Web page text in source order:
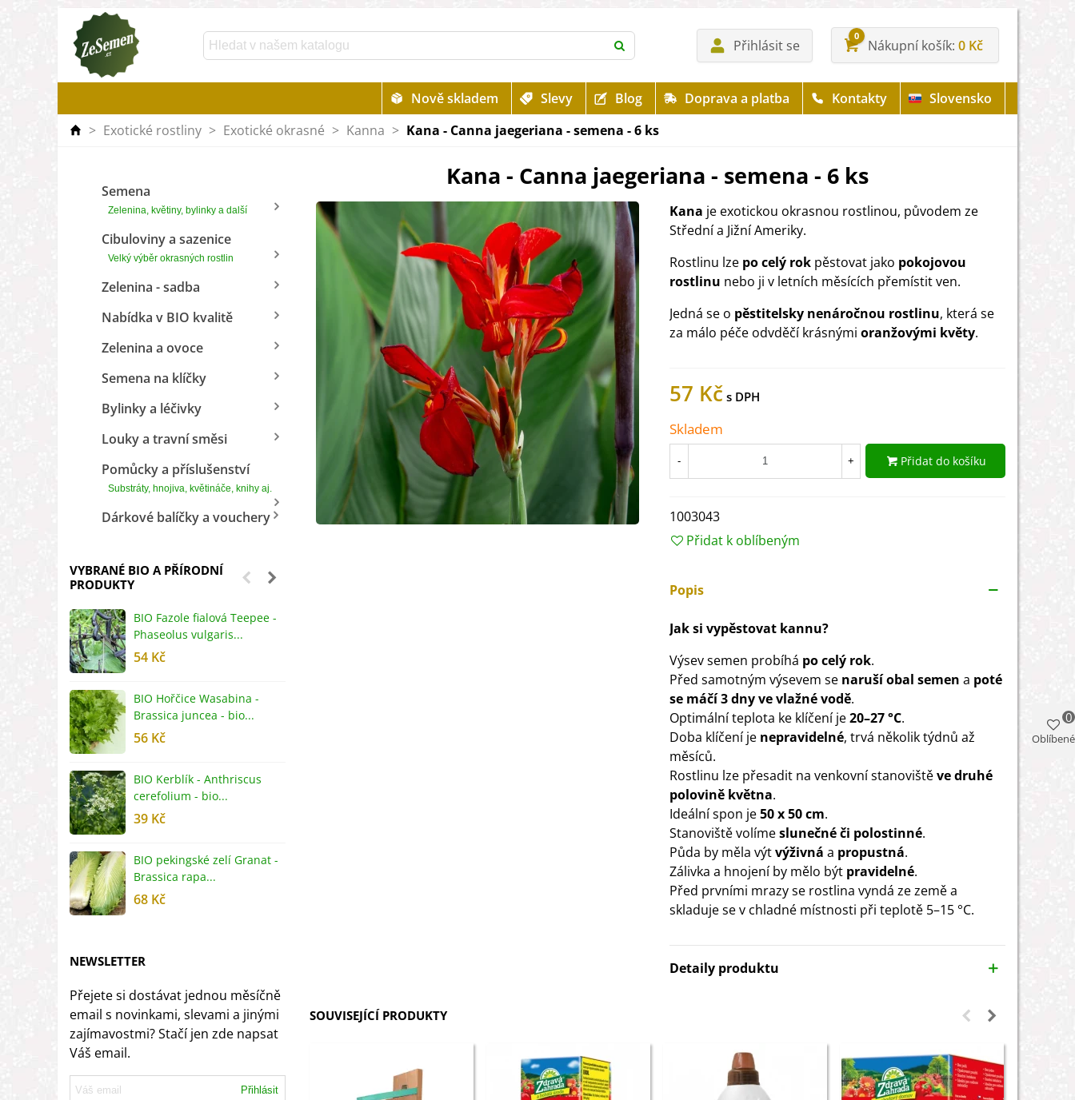
Přihlásit se
0
Nákupní košík 0 Kč
Nově skladem Slevy Blog Doprava a platba Kontakty
Slovensko
> Exotické rostliny > Exotické okrasné > Kanna > Kana - Canna jaegeriana - semena - 6 ks
Semena
Zelenina, květiny, bylinky a další
Cibuloviny a sazenice
Velký výběr okrasných rostlin
Zelenina - sadba
Nabídka v BIO kvalitě
Zelenina a ovoce
Semena na klíčky
Bylinky a léčivky
Louky a travní směsi
Pomůcky a příslušenství
Substráty, hnojiva, květináče, knihy aj.
Dárkové balíčky a vouchery
VYBRANÉ BIO A PŘÍRODNÍ
PRODUKTY
BIO Fazole fialová Teepee -
Phaseolus vulgaris...
54 Kč
BIO Hořčice Wasabina -
Brassica juncea - bio...
56 Kč
BIO Kerblík - Anthriscus
cerefolium - bio...
39 Kč
BIO pekingské zelí Granat -
Brassica rapa...
68 Kč
NEWSLETTER
Přejete si dostávat jednou měsíčně
email s novinkami, slevami a jinými
zajímavostmi? Stačí jen zde napsat
Váš email.
Přihlásit
Kana - Canna jaegeriana - semena - 6 ks
Kana je exotickou okrasnou rostlinou, původem ze
Střední a Jižní Ameriky.
Rostlinu lze po celý rok pěstovat jako pokojovou
rostlinu nebo ji v letních měsících přemístit ven.
Jedná se o pěstitelsky nenáročnou rostlinu, která se
za málo péče odvděčí krásnými oranžovými květy.
57 Kč
Skladem
- + Přidat do košíku
1003043
Přidat k oblíbeným
Popis
Jak si vypěstovat kannu?
Výsev semen probíhá po celý rok.
Před samotným výsevem se naruší obal semen a poté
se máčí 3 dny ve vlažné vodě.
Optimální teplota ke klíčení je20–27 °C.
Doba klíčení je nepravidelné, trvá několik týdnů až
měsíců.
Rostlinu lze přesadit na venkovní stanovištěve druhé
polovině května.
Ideální spon je50 x 50 cm.
Stanoviště volímeslunečné či polostinné.
Půda by měla výtvýživná a propustná.
Zálivka a hnojení by mělo být pravidelné.
Před prvními mrazy se rostlina vyndá ze země a
skladuje se v chladné místnosti při teplotě 5–15 °C.
Detaily produktu
SOUVISEJÍCÍ PRODUKTY
Oblíbené
0